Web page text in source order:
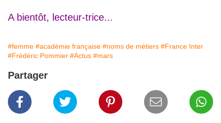
A bientôt, lecteur-trice...
#femme #académie française #noms de métiers #France Inter
#Frédéric Pommier #Actus #mars
Partager